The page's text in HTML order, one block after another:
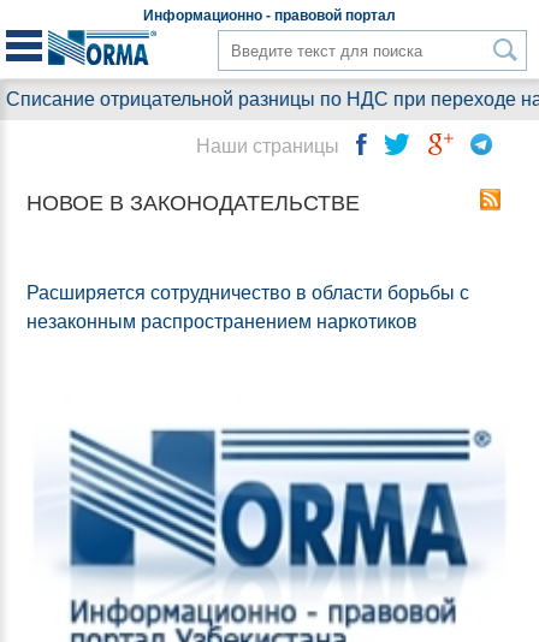
Информационно - правовой портал
разницы по НДС при переходе на
НОВОЕ В ЗАКОНОДАТЕЛЬСТВЕ
Расширяется сотрудничество в области борьбы с
незаконным распространением наркотиков
Наши страницы